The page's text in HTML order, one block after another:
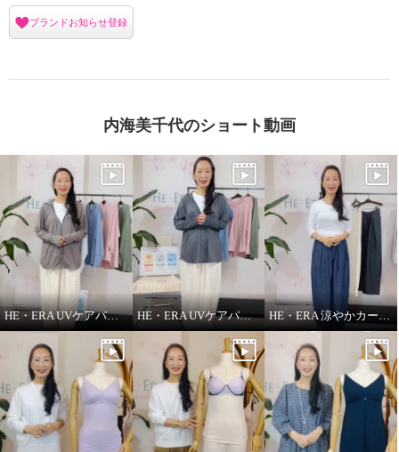
ブランドお知らせ登録
内海美千代のショート動画
HE・ERA UVケアパーカー HE・ERA UVケアパーカー 機能性について HE・ERA 涼やかカーヴィーパンツ